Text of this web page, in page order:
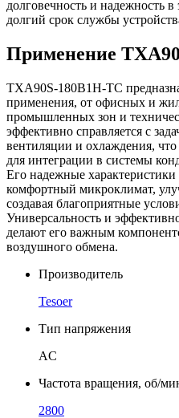
долговечность и надежность
долгий срок службы
Применение
TXA90S-180B1H-TC
применения, от офисных и
промышленных зон и
эффективно справляется с
вентиляции и охлаждения,
для интеграции в системы
Его надежные
комфортный микроклимат,
создавая благоприятные
Универсальность и
делают его важным
воздушного обмена.
Производитель
Tesoer
Тип напряжения
AC
Частота вращения, об/
2800